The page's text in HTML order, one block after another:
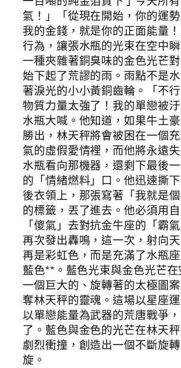
氣！」「從現在開始，你的運勢
我的金錢，就是你的正面能量
行為，讓張水瓶的光束在空中
一種夾雜著銅臭味的金色光芒
始下起了荒謬的雨。雨點不是
著淚光的小小黃銅齒輪。「不
物質力量太強了！我的單戀被
水瓶大喊。他知道，如果牛土
勝出，林天秤將會被困在一個
氣的虛假愛情裡，而他將永遠
水瓶看向那機器，還剩下最後
的「情緒燃料」口。他迅速撕
後衣領上，那張寫著「我就是個
的標籤，丟了進去。他必須用
「傻氣」去對抗金牛座的「霸
再次發出轟鳴，這一次，射向
再是彩虹色，而是充滿了水瓶
藍色**。藍色光束與金色光芒
一個巨大的、旋轉著的太極圖
奪林天秤的靈魂。這場以星座運
以單戀能量為武器的荒唐戰爭
了。藍色與金色的光芒在林天
劇烈衝撞，創造出一個不斷旋
旋。